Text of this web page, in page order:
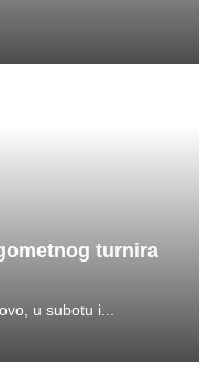
turnira
u subotu i...